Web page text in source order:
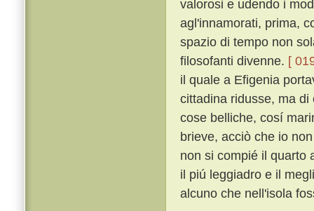
valorosi e udendo i
agl'innamorati, prima,
spazio di tempo non
filosofanti divenne. [
il quale a Efigenia
cittadina ridusse, ma
cose belliche, cosí
brieve, acciò che io
non si compié il quarto
il piú leggiadro e il
alcuno che nell'isola